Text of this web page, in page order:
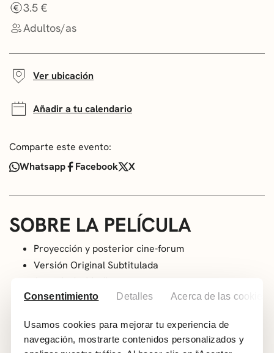
Consentimiento Detalles Acerca de las cookies
Usamos cookies para mejorar tu experiencia de
navegación, mostrarte contenidos personalizados y
3.5 €
Adultos/as
Ver ubicación
Añadir a tu calendario
Comparte este evento:
Whatsapp
Facebook X
SOBRE LA PELÍCULA
Proyección y posterior cine-forum
Versión Original Subtitulada
A partir de 16 años
Genero: Drama.
País: España
Duración: 114 min